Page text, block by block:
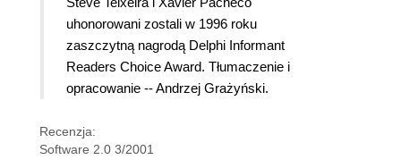
uhonorowani zostali w 1996 roku
zaszczytną nagrodą Delphi Informant
Readers Choice Award. Tłumaczenie i
opracowanie -- Andrzej Grażyński.
Recenzja:
Software 2.0 3/2001